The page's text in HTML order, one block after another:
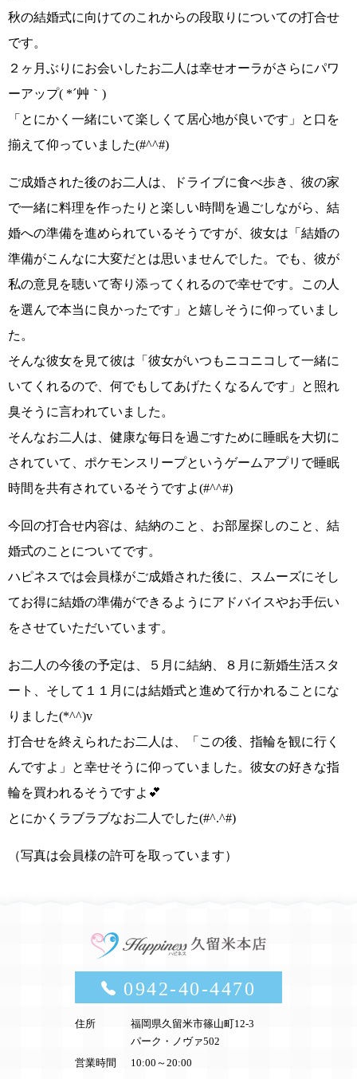
秋の結婚式に向けてのこれからの段取りについての打合せ
です。
２ヶ月ぶりにお会いしたお二人は幸せオーラがさらにパワ
ーアップ( *´艸｀)
「とにかく一緒にいて楽しくて居心地が良いです」
と口を
揃えて仰っていました(#^^#)
ご成婚された後のお二人は、ドライブに食べ歩き、彼の家
で一緒に料理を作ったりと楽しい時間を過ごしながら、結
婚への準備を進められているそうですが、彼女は 「結婚の
準備がこんなに大変だとは思いませんでした。でも、彼が
私の意見を聴いて寄り添ってくれるので幸せです。この人
を選んで本当に良かったです」
と嬉しそうに仰っていまし
た。
そんな彼女を見て彼は 「彼女がいつもニコニコして一緒に
いてくれるので、何でもしてあげたくなるんです」
と照れ
臭そうに言われていました。
そんなお二人は、健康な毎日を過ごすために睡眠を大切に
されていて、 ポケモンスリープというゲームアプリで睡眠
時間を共有されているそうですよ(#^^#)
今回の打合せ内容は、結納のこと、お部屋探しのこと、結
婚式のことについてです。
ハピネスでは会員様がご成婚された後に、
スムーズにそし
てお得に結婚の準備ができるようにアドバイスやお手伝い
をさせていただいています。
お二人の今後の予定は、
５月に結納、８月に新婚生活スタ
ート、そして１１月には結婚式と進めて行かれることにな
りました(*^^)v
打合せを終えられたお二人は、
「この後、指輪を観に行く
んですよ」
と幸せそうに仰っていました。 彼女の好きな指
輪を買われるそうですよ💕
とにかくラブラブなお二人でした(#^.^#)
（写真は会員様の許可を取っています）
0942-40-4470
住所
福岡県久留米市篠山町12-3
パーク・ノヴァ502
営業時間
10:00～20:00